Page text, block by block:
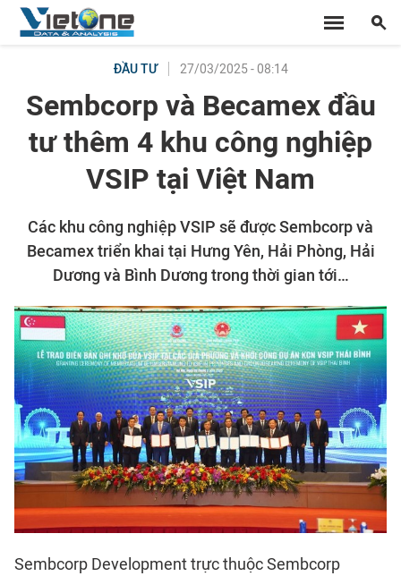
ĐẦU TƯ 27/03/2025 - 08:14
Sembcorp và Becamex đầu
tư thêm 4 khu công nghiệp
VSIP tại Việt Nam
Các khu công nghiệp VSIP sẽ được Sembcorp và
Becamex triển khai tại Hưng Yên, Hải Phòng, Hải
Dương và Bình Dương trong thời gian tới…
Sembcorp Development trực thuộc Sembcorp